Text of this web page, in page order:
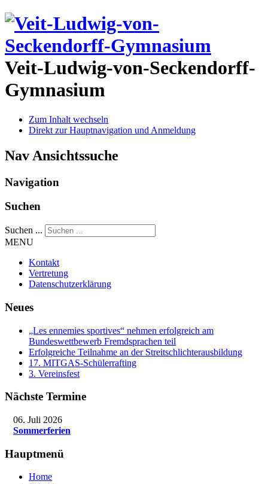
Veit-Ludwig-von-Seckendorff-
Gymnasium
Zum Inhalt wechseln
Direkt zur Hauptnavigation und Anmeldung
Nav Ansichtssuche
Navigation
Suchen
Suchen ...
MENU
Kontakt
Vertretung
Datenschutzerklärung
Neues
„Les ennemies sportives“ nehmen erfolgreich am
Bundeswettbewerb Fremdsprachen teil
Erfolgreiche Teilnahme an der Streitschlichterausbildung
17. MITGAS-Schülerrafting
3. Vereinsfest
Nächste Termine
06. Juli 2026
Sommerferien
Hauptmenü
Home